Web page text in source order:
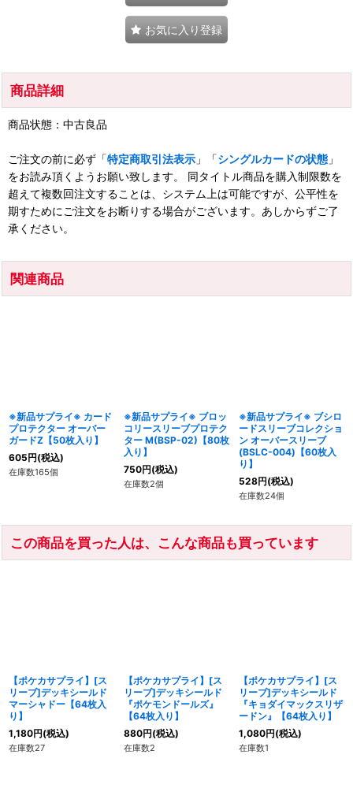
お気に入り登録
商品詳細
商品状態：中古良品
ご注文の前に必ず「特定商取引法表示 」「シングルカードの状態 」
をお読み頂くようお願い致します。 同タイトル商品を購入制限数を
超えて複数回注文することは、システム上は可能ですが、公平性を
期すためにご注文をお断りする場合がございます。あしからずご了
承ください。
関連商品
※新品サプライ※ カード
プロテクター オーバー
ガードZ【50枚入り】
605円(税込)
在庫数165個
※新品サプライ※ ブロッ
コリースリーブプロテク
ター M(BSP-02)【80枚
入り】
750円(税込)
在庫数2個
※新品サプライ※ ブシロ
ードスリーブコレクショ
ン オーバースリーブ
(BSLC-004)【60枚入
り】
528円(税込)
在庫数24個
この商品を買った人は、こんな商品も買っています
【ポケカサプライ】[ス
リーブ]デッキシールド
マーシャドー【64枚入
り】
1,180円(税込)
在庫数27
【ポケカサプライ】[ス
リーブ]デッキシールド
『ポケモンドールズ』
【64枚入り】
880円(税込)
在庫数2
【ポケカサプライ】[ス
リーブ]デッキシールド
『キョダイマックスリザ
ードン』【64枚入り】
1,080円(税込)
在庫数1